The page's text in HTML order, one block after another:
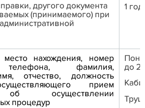
другого документа
(принимаемого) при
1 год
место нахождения, номер
телефона, фамилия,
отчество, должность
прием
осуществлении
процедур
до